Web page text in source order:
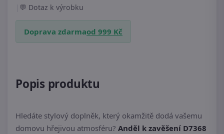
Dotaz k výrobku
Doprava zdarmaod 999 Kč
Popis produktu
Hledáte stylový doplněk, který okamžitě dodá vašemu
domovu hřejivou atmosféru? Anděl k zavěšení D7368